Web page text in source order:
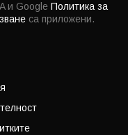
и Google Политика за
са приложени.